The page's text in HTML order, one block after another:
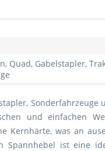
Quad, Gabelstapler,
Sonderfahrzeuge
und einfachen
Kernhärte, was an
Spannhebel ist eine